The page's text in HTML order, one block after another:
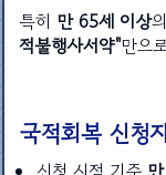
특히 만 65세 이상
적불행사서약"만으
국적회복 신청